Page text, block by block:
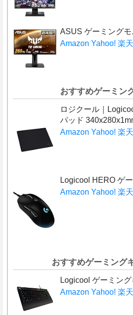
ASUS ゲーミングモ
Amazon Yahoo! 楽
おすすめゲーミン
ロジクール｜
パッド
Amazon Yahoo! 楽
Logicool HERO ゲ
Amazon Yahoo! 楽
おすすめゲーミング
Logicool ゲーミン
Amazon Yahoo! 楽